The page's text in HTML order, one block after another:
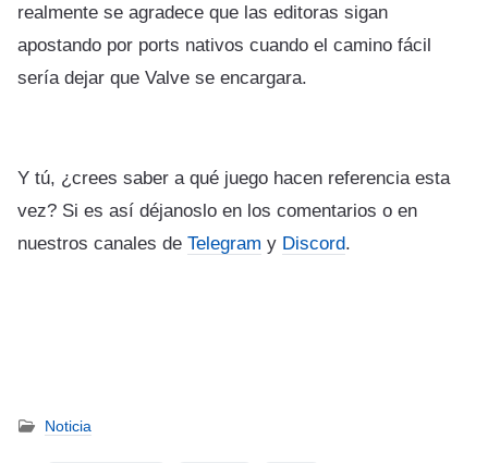
realmente se agradece que las editoras sigan
apostando por ports nativos cuando el camino fácil
sería dejar que Valve se encargara.
Y tú, ¿crees saber a qué juego hacen referencia esta
vez? Si es así déjanoslo en los comentarios o en
nuestros canales de Telegram y Discord.
Noticia